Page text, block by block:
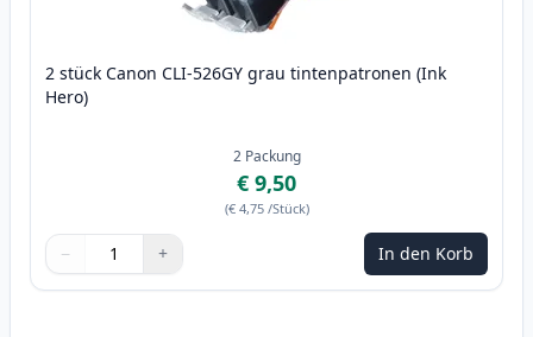
2 stück Canon CLI-526GY grau tintenpatronen (Ink
Hero)
2 Packung
€ 9,50
(€ 4,75 /Stück)
Menge
Verwenden Sie die Tasten, um anzupassen
− +
Menge 1 In den Korb